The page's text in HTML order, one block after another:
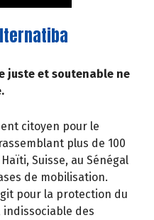
juste et soutenable ne
citoyen pour le
plus de 100
Suisse, au Sénégal
de mobilisation.
pour la protection du
des